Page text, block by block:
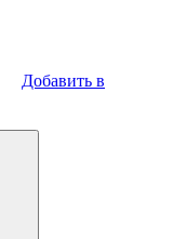
Добавить в